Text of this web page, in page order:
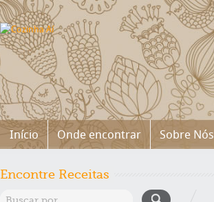
Início Onde encontrar Sobre Nós
Encontre Receitas